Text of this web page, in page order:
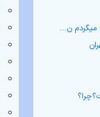
میگردم ن...